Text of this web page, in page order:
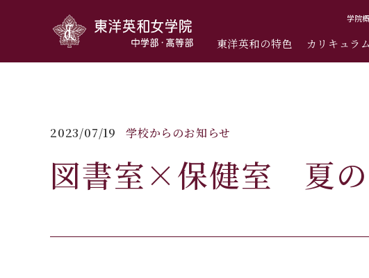
東洋英和女学院中学部・高等部
東洋英和の特色 カリキュラム
学院
2023/07/19 学校からのお知らせ
図書室×保健室 夏の